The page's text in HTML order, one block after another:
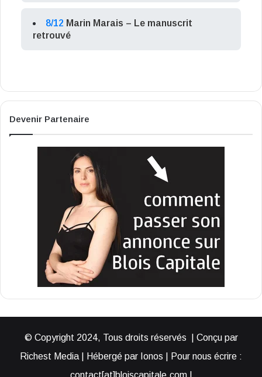
8/12 Marin Marais – Le manuscrit
retrouvé
Devenir Partenaire
© Copyright 2024, Tous droits réservés | Conçu par
Richest Media | Hébergé par Ionos | Pour nous écrire :
contact[at]bloiscapitale.com |